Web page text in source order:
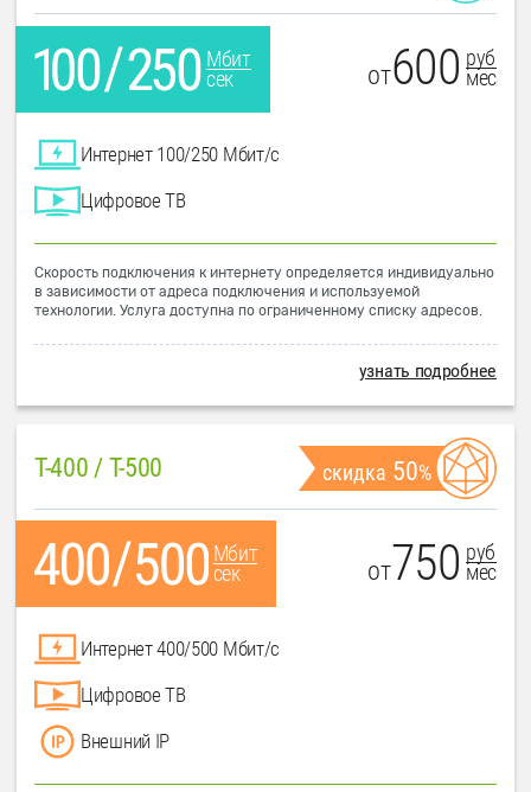
Мбит
сек
от600 руб
мес
Интернет 100/250 Мбит/с
Цифровое ТВ
Скорость подключения к интернету определяется индивидуально
в зависимости от адреса подключения и используемой
технологии. Услуга доступна по ограниченному списку адресов.
узнать подробнее
T-400 / T-500 скидка 50%
Мбит
сек
от750 руб
мес
Интернет 400/500 Мбит/с
Цифровое ТВ
Внешний IP